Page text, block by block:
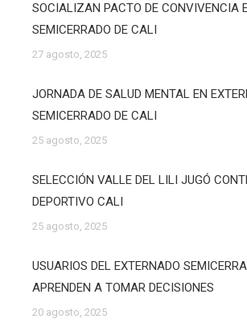
SOCIALIZAN PACTO DE CONVIVENCIA
SEMICERRADO DE CALI
27 agosto, 2025
JORNADA DE SALUD MENTAL EN
SEMICERRADO DE CALI
25 agosto, 2025
SELECCIÓN VALLE DEL LILI JUGÓ
DEPORTIVO CALI
25 agosto, 2025
USUARIOS DEL EXTERNADO
APRENDEN A TOMAR DECISIONES
20 agosto, 2025